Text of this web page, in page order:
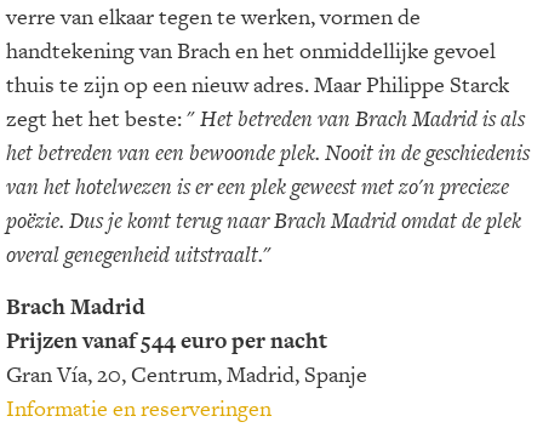
verre van elkaar tegen te werken, vormen de
handtekening van Brach en het onmiddellijke gevoel
thuis te zijn op een nieuw adres. Maar Philippe Starck
zegt het het beste: "Het betreden van Brach Madrid is als
het betreden van een bewoonde plek. Nooit in de geschiedenis
van het hotelwezen is er een plek geweest met zo'n precieze
poëzie. Dus je komt terug naar Brach Madrid omdat de plek
overal genegenheid uitstraalt."
Brach Madrid
Prijzen vanaf 544 euro per nacht
Gran Vía, 20, Centrum, Madrid, Spanje
Informatie en reserveringen